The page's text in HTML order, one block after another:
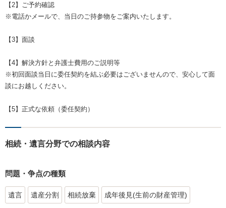
【2】ご予約確認
※電話かメールで、当日のご持参物をご案内いたします。
【3】面談
【4】解決方針と弁護士費用のご説明等
※初回面談当日に委任契約を結ぶ必要はございませんので、安心して面
談にお越しください。
【5】正式な依頼（委任契約）
相続・遺言分野での相談内容
問題・争点の種類
遺言 遺産分割 相続放棄 成年後見(生前の財産管理)